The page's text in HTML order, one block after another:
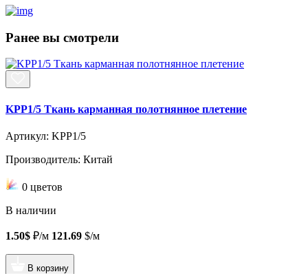
Ранее вы смотрели
KPP1/5 Ткань карманная полотнянное плетение
Артикул: KPP1/5
Производитель: Китай
0 цветов
В наличии
1.50$ ₽/м 121.69 $/м
В корзину